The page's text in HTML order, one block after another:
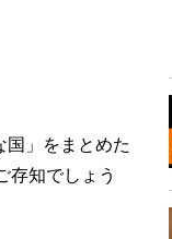
」をまとめた
存知でしょう